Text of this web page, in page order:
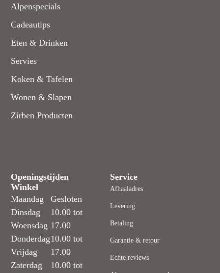
Alpenspecials
Cadeautips
Eten & Drinken
Servies
Koken & Tafelen
Wonen & Slapen
Zirben Producten
Openingstijden
Winkel
Maandag
Dinsdag
Woensdag
Donderdag
Vrijdag
Zaterdag
Gesloten
10.00 tot
17.00
10.00 tot
17.00
10.00 tot
Service
Afhaaladres
Levering
Betaling
Garantie & retour
Echte reviews